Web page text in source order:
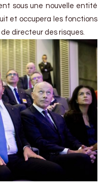
sous une nouvelle entité
et occupera les fonctions
directeur des risques.